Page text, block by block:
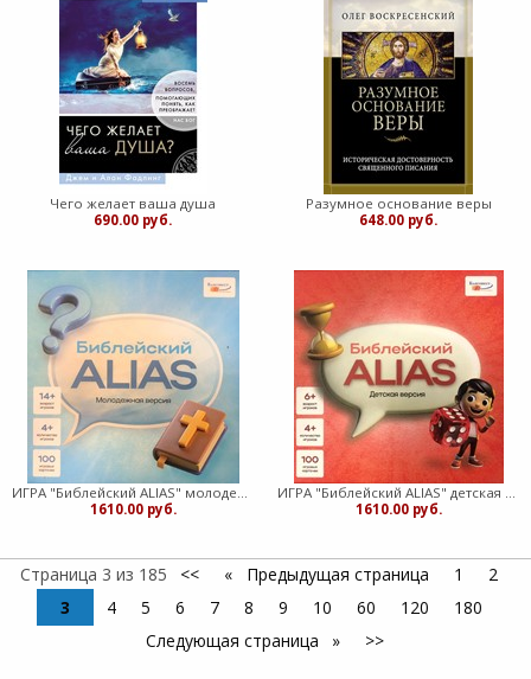
Чего желает ваша душа
690.00 руб.
Разумное основание веры
648.00 руб.
1610.00 руб.
1610.00 руб.
Страница 3 из 185 << Предыдущая страница 1
2
3
4 5 6 7 8 9 10 60 120
180
Следующая страница
>>